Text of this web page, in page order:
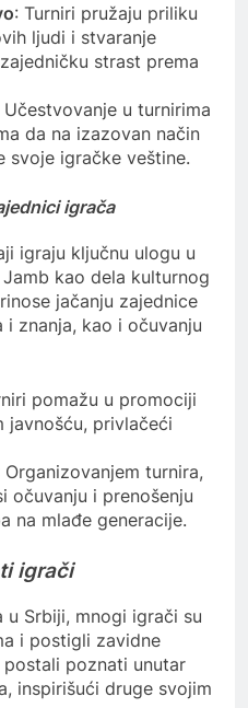
: Turniri pružaju priliku
ljudi i stvaranje
strast prema
Učestvovanje u turnirima
da na izazovan način
svoje igračke veštine.
igrača
igraju ključnu ulogu u
kao dela kulturnog
jačanju zajednice
i znanja, kao i očuvanju
pomažu u promociji
javnošću, privlačeći
Organizovanjem turnira,
očuvanju i prenošenju
na mlađe generacije.
igrači
Srbiji, mnogi igrači su
i postigli zavidne
poznati unutar
inspirišući druge svojim